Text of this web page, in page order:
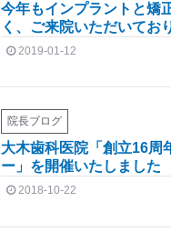
今年もインプラントと矯
く、ご来院いただいてお
2019-01-12
院長ブログ
大木歯科医院「創立16周
ー」を開催いたしました
2018-10-22